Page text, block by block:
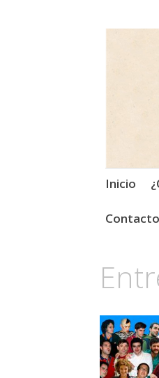
Saltar
contenido
Inicio
Contacto